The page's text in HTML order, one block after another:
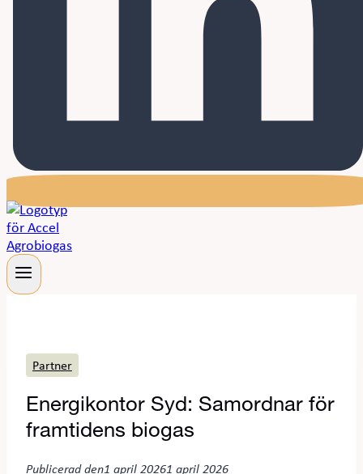
Partner
Energikontor Syd: Samordnar för
framtidens biogas
Publicerad den1 april 20261 april 2026